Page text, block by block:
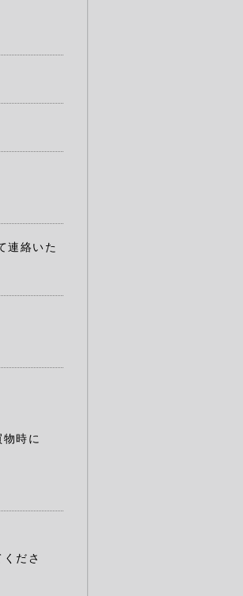
連絡いた
時に
ださ